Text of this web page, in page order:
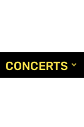
CONCERTS